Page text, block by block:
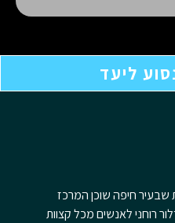
ליעד
חיפה שוכן המרכז
רוחני לאנשים מכל קצוות